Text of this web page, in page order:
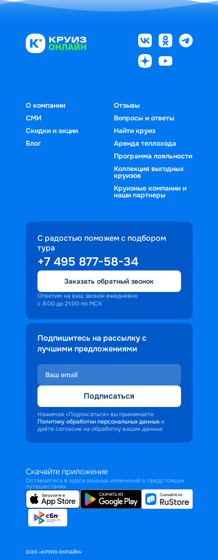
О компании
СМИ
Скидки и акции
Блог
Отзывы
Вопросы и ответы
Найти круиз
Аренда теплохода
Программа лояльности
Коллекция выгодных
круизов
Круизные компании и
наши партнеры
С радостью поможем с подбором
тура
+7 495 877-58-34
Заказать обратный звонок
Ответим на ваш звонок ежедневно
с 8:00 до 21:00 по МСК
Подпишитесь на рассылку с
лучшими предложениями
Подписаться
Нажимая «Подписаться» вы принимаете
Политику обработки персональных данных и
даёте согласие на обработку ваших данных
Скачайте приложение
Оставайтесь в курсе важных изменений в предстоящих
путешествиях
ООО «КРУИЗ.ОНЛАЙН»